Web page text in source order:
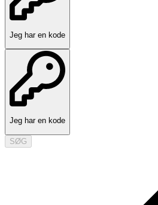
Jeg har en kode
Jeg har en kode
SØG